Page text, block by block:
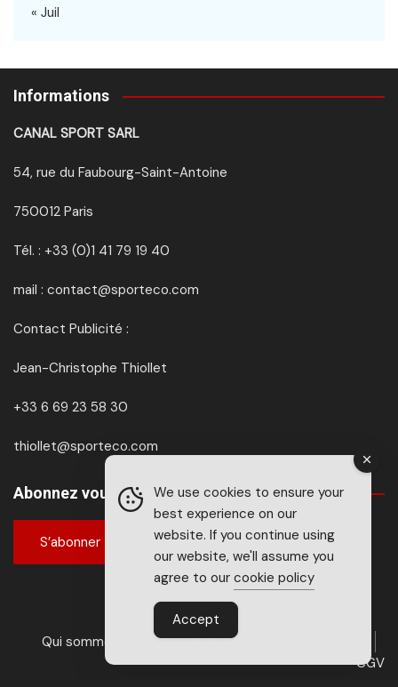
« Juil
Informations
CANAL SPORT SARL
54, rue du Faubourg-Saint-Antoine
750012 Paris
Tél. : +33 (0)1 41 79 19 40
mail : contact@sporteco.com
Contact Publicité :
Jean-Christophe Thiollet
+33 6 69 23 58 30
thiollet@sporteco.com
Abonnez vous à SPORTéco & BIKEéco
S’abonner
Qui sommes nous ? Média kit
CGV
We use cookies to ensure your
best experience on our
website. If you continue using
our website, we'll assume you
agree to our cookie policy
Accept